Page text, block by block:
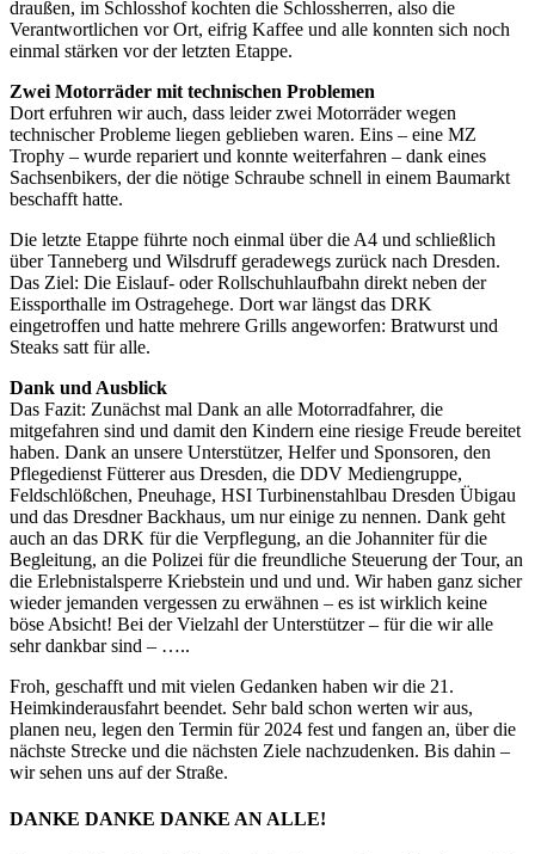
draußen, im Schlosshof kochten die Schlossherren, also die
Verantwortlichen vor Ort, eifrig Kaffee und alle konnten sich noch
einmal stärken vor der letzten Etappe.
Zwei Motorräder mit technischen Problemen
Dort erfuhren wir auch, dass leider zwei Motorräder wegen
technischer Probleme liegen geblieben waren. Eins – eine MZ
Trophy – wurde repariert und konnte weiterfahren – dank eines
Sachsenbikers, der die nötige Schraube schnell in einem Baumarkt
beschafft hatte.
Die letzte Etappe führte noch einmal über die A4 und schließlich
über Tanneberg und Wilsdruff geradewegs zurück nach Dresden.
Das Ziel: Die Eislauf- oder Rollschuhlaufbahn direkt neben der
Eissporthalle im Ostragehege. Dort war längst das DRK
eingetroffen und hatte mehrere Grills angeworfen: Bratwurst und
Steaks satt für alle.
Dank und Ausblick
Das Fazit: Zunächst mal Dank an alle Motorradfahrer, die
mitgefahren sind und damit den Kindern eine riesige Freude bereitet
haben. Dank an unsere Unterstützer, Helfer und Sponsoren, den
Pflegedienst Fütterer aus Dresden, die DDV Mediengruppe,
Feldschlößchen, Pneuhage, HSI Turbinenstahlbau Dresden Übigau
und das Dresdner Backhaus, um nur einige zu nennen. Dank geht
auch an das DRK für die Verpflegung, an die Johanniter für die
Begleitung, an die Polizei für die freundliche Steuerung der Tour, an
die Erlebnistalsperre Kriebstein und und und. Wir haben ganz sicher
wieder jemanden vergessen zu erwähnen – es ist wirklich keine
böse Absicht! Bei der Vielzahl der Unterstützer – für die wir alle
sehr dankbar sind – …..
Froh, geschafft und mit vielen Gedanken haben wir die 21.
Heimkinderausfahrt beendet. Sehr bald schon werten wir aus,
planen neu, legen den Termin für 2024 fest und fangen an, über die
nächste Strecke und die nächsten Ziele nachzudenken. Bis dahin –
wir sehen uns auf der Straße.
DANKE DANKE DANKE AN ALLE!